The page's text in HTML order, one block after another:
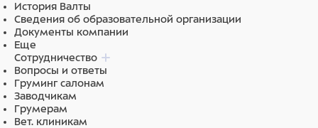
История Валты
Сведения об образовательной организации
Документы компании
Еще
Сотрудничество
Вопросы и ответы
Груминг салонам
Заводчикам
Грумерам
Вет. клиникам